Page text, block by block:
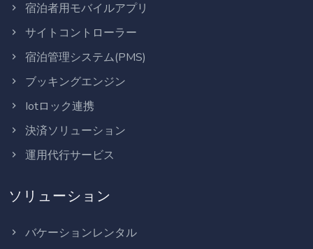
宿泊者用モバイルアプリ
サイトコントローラー
宿泊管理システム(PMS)
ブッキングエンジン
Iotロック連携
決済ソリューション
運用代行サービス
ソリューション
バケーションレンタル